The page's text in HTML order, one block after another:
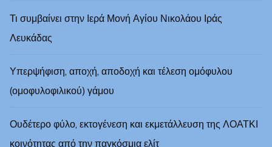
Τι συμβαίνει στην Ιερά Μονή Αγίου Νικολάου Ιράς
Λευκάδας
Υπερψήφιση, αποχή, αποδοχή και τέλεση ομόφυλου
(ομοφυλοφιλικού) γάμου
Ουδέτερο φύλο, εκτογένεση και εκμετάλλευση της ΛΟΑΤΚΙ
κοινότητας από την παγκόσμια ελίτ